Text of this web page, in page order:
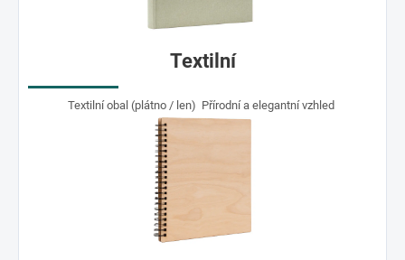
Textilní
Textilní obal (plátno / len) Přírodní a elegantní vzhled